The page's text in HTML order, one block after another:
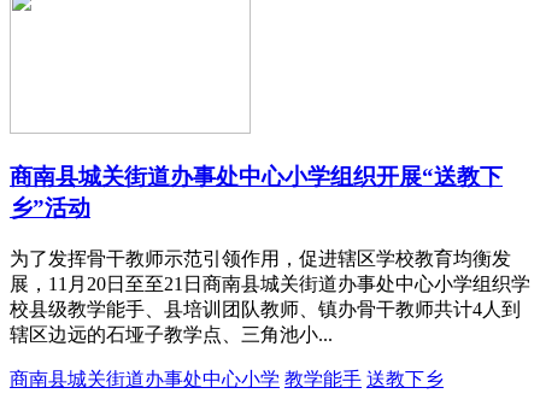
商南县城关街道办事处中心小学组织开展“送教下
乡”活动
为了发挥骨干教师示范引领作用，促进辖区学校教育均衡发
展，11月20日至至21日商南县城关街道办事处中心小学组织学
校县级教学能手、县培训团队教师、镇办骨干教师共计4人到
辖区边远的石垭子教学点、三角池小...
商南县城关街道办事处中心小学 教学能手 送教下乡